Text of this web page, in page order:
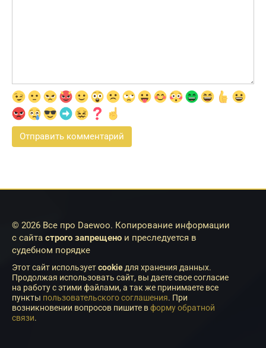
© 2026 Все про Daewoo. Копирование информации
с сайта строго запрещено и преследуется в
судебном порядке
Этот сайт используетcookie для хранения данных.
Продолжая использовать сайт, вы даете свое согласие
на работу с этими файлами, а так же принимаете все
пункты пользовательского соглашения. При
возникновении вопросов пишите вформу обратной
связи.